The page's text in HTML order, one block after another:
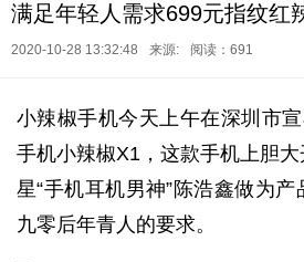
满足年轻人需求699元指纹红
2020-10-28 13:32:48 来源: 阅读：691
小辣椒手机今天上午在深圳市
手机小辣椒X1，这款手机上胆
星“手机耳机男神”陈浩鑫做为
九零后年青人的要求。